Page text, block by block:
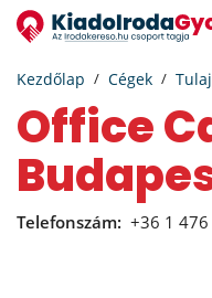
Kezdőlap Cégek
Office Campus
Telefonszám: +36 1